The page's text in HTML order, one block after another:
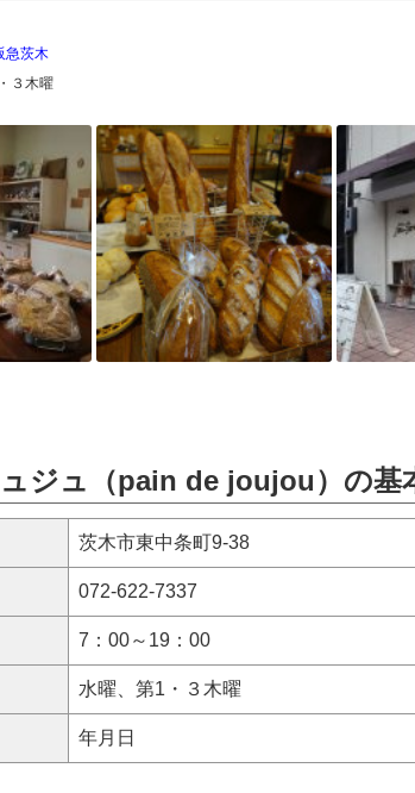
急茨木
３木曜
ジュ（pain de joujou）の基
茨木市東中条町9-38
072-622-7337
7：00～19：00
水曜、第1・３木曜
年月日